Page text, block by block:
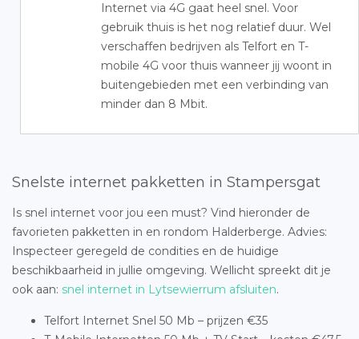
Internet via 4G gaat heel snel. Voor
gebruik thuis is het nog relatief duur. Wel
verschaffen bedrijven als Telfort en T-
mobile 4G voor thuis wanneer jij woont in
buitengebieden met een verbinding van
minder dan 8 Mbit.
Snelste internet pakketten in Stampersgat
Is snel internet voor jou een must? Vind hieronder de
favorieten pakketten in en rondom Halderberge. Advies:
Inspecteer geregeld de condities en de huidige
beschikbaarheid in jullie omgeving. Wellicht spreekt dit je
ook aan: snel internet in Lytsewierrum afsluiten.
Telfort Internet Snel 50 Mb – prijzen €35